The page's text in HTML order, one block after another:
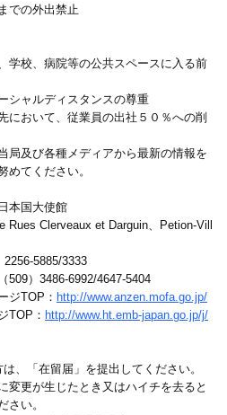
での外出禁止
学校、病院等の公共スペースに入る前
シャルディスタンスの尊重
において、従業員の出社５０％への削
及び各種メディアから最新の情報を
めてください。
本国大使館
Rues Clerveaux et Darguin、Petion-Vill
2256-5885/3333
509）3486-6992/4647-5404
ジTOP： http://www.anzen.mofa.go.jp/
TOP： http://www.ht.emb-japan.go.jp/j/
、「在留届」を提出してください。
変更が生じたとき又はハイチを去ると
さい。